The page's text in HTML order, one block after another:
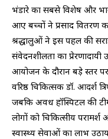
भंडारे का सबसे विशेष और
आए बच्चों ने प्रसाद वितरण
श्रद्धालुओं ने इस पहल की
संवेदनशीलता का प्रेरणादायी
आयोजन के दौरान बड़े स्तर पर
वरिष्ठ चिकित्सक डॉ. आदर्श
जबकि अवध हॉस्पिटल की
लोगों को चिकित्सीय
स्वास्थ्य सेवाओं का लाभ